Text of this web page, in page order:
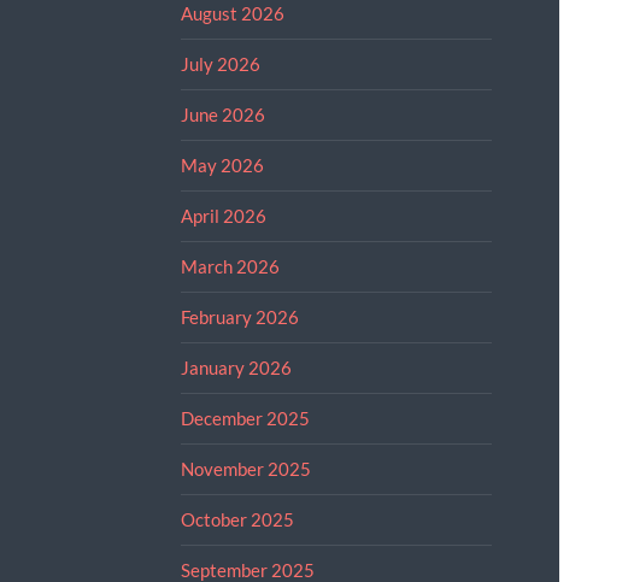
August 2026
July 2026
June 2026
May 2026
April 2026
March 2026
February 2026
January 2026
December 2025
November 2025
October 2025
September 2025